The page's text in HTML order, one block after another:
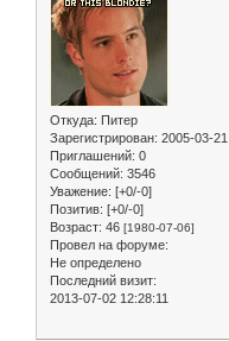
Откуда: Питер
Зарегистрирован: 2005-03-21
Приглашений: 0
Сообщений: 3546
Уважение: [+0/-0]
Позитив: [+0/-0]
Возраст: 46 [1980-07-06]
Провел на форуме:
Не определено
Последний визит:
2013-07-02 12:28:11